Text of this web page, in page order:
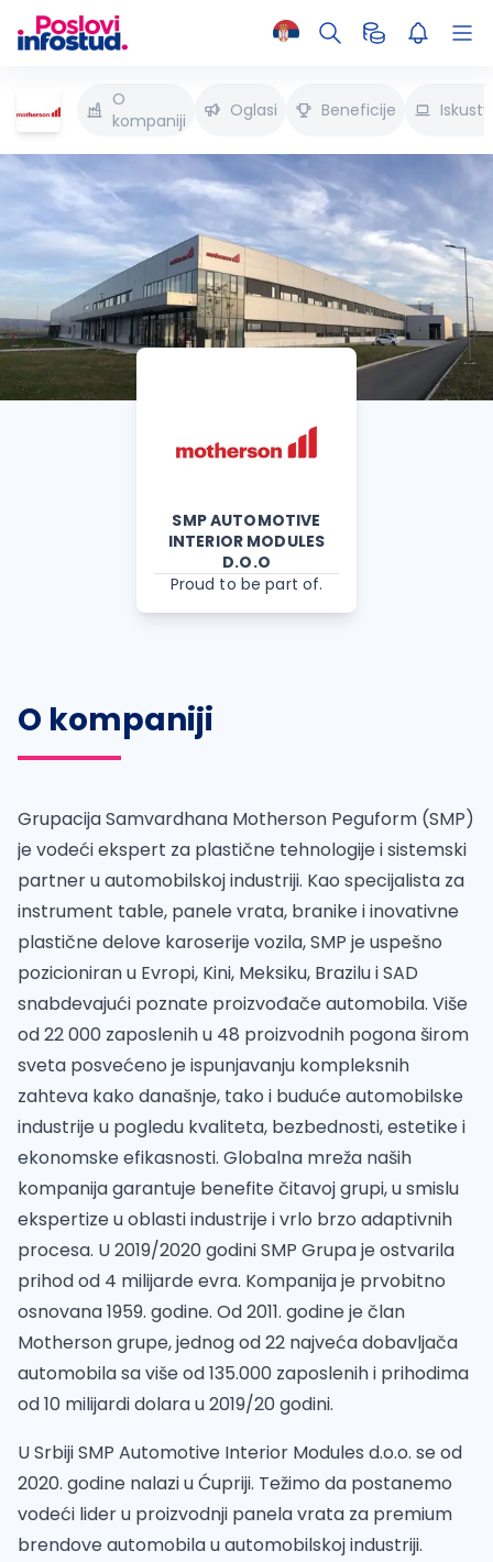
O
kompaniji
Oglasi Beneficije
SMP AUTOMOTIVE
INTERIOR MODULES
D.O.O
Proud to be part of.
O kompaniji
Grupacija Samvardhana Motherson Peguform (SMP)
je vodeći ekspert za plastične tehnologije i sistemski
partner u automobilskoj industriji. Kao specijalista za
instrument table, panele vrata, branike i inovativne
plastične delove karoserije vozila, SMP je uspešno
pozicioniran u Evropi, Kini, Meksiku, Brazilu i SAD
snabdevajući poznate proizvođače automobila. Više
od 22 000 zaposlenih u 48 proizvodnih pogona širom
sveta posvećeno je ispunjavanju kompleksnih
zahteva kako današnje, tako i buduće automobilske
industrije u pogledu kvaliteta, bezbednosti, estetike i
ekonomske efikasnosti. Globalna mreža naših
kompanija garantuje benefite čitavoj grupi, u smislu
ekspertize u oblasti industrije i vrlo brzo adaptivnih
procesa. U 2019/2020 godini SMP Grupa je ostvarila
prihod od 4 milijarde evra. Kompanija je prvobitno
osnovana 1959. godine. Od 2011. godine je član
Motherson grupe, jednog od 22 najveća dobavljača
automobila sa više od 135.000 zaposlenih i prihodima
od 10 milijardi dolara u 2019/20 godini.
U Srbiji SMP Automotive Interior Modules d.o.o. se od
2020. godine nalazi u Ćupriji. Težimo da postanemo
vodeći lider u proizvodnji panela vrata za premium
brendove automobila u automobilskoj industriji.